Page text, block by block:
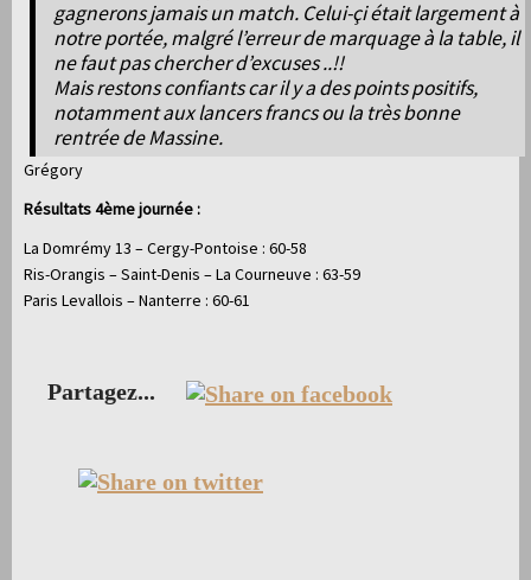
gagnerons jamais un match. Celui-çi était largement à
notre portée, malgré l’erreur de marquage à la table, il
ne faut pas chercher d’excuses ..!!
Mais restons confiants car il y a des points positifs,
notamment aux lancers francs ou la très bonne
rentrée de Massine.
Grégory
Résultats 4ème journée :
La Domrémy 13 – Cergy-Pontoise : 60-58
Ris-Orangis – Saint-Denis – La Courneuve : 63-59
Paris Levallois – Nanterre : 60-61
Partagez...